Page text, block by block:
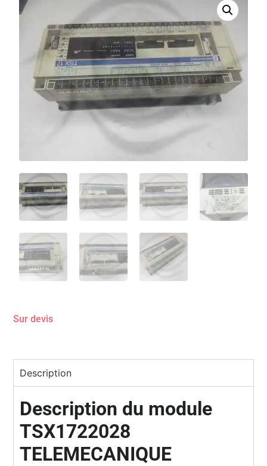
Sur devis
Description
Description du module
TSX1722028
TELEMECANIQUE